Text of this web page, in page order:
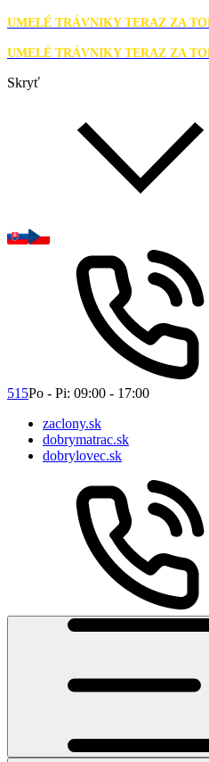
UMELÉ TRÁVNIKY TERAZ ZA
UMELÉ TRÁVNIKY TERAZ ZA
Skryť
515Po - Pi: 09:00 - 17:00
zaclony.sk
dobrymatrac.sk
dobrylovec.sk